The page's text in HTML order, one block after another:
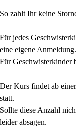
So zahlt Ihr keine
Für jedes
eine eigene Anmeldung.
Für Geschwisterkinder
Der Kurs findet ab
statt.
Sollte diese Anzahl
leider absagen.